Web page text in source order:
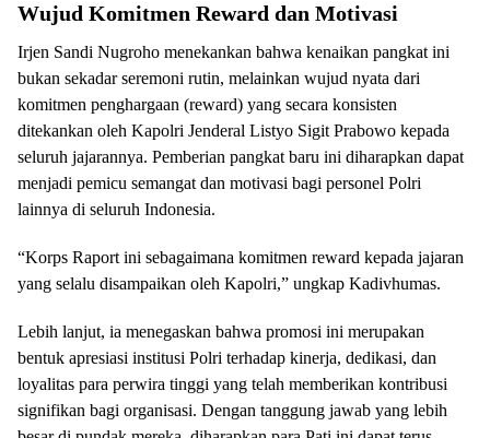
Wujud Komitmen Reward dan Motivasi
Irjen Sandi Nugroho menekankan bahwa kenaikan pangkat ini
bukan sekadar seremoni rutin, melainkan wujud nyata dari
komitmen penghargaan (reward) yang secara konsisten
ditekankan oleh Kapolri Jenderal Listyo Sigit Prabowo kepada
seluruh jajarannya. Pemberian pangkat baru ini diharapkan dapat
menjadi pemicu semangat dan motivasi bagi personel Polri
lainnya di seluruh Indonesia.
“Korps Raport ini sebagaimana komitmen reward kepada jajaran
yang selalu disampaikan oleh Kapolri,” ungkap Kadivhumas.
Lebih lanjut, ia menegaskan bahwa promosi ini merupakan
bentuk apresiasi institusi Polri terhadap kinerja, dedikasi, dan
loyalitas para perwira tinggi yang telah memberikan kontribusi
signifikan bagi organisasi. Dengan tanggung jawab yang lebih